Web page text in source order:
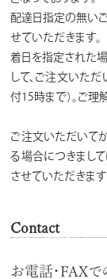
配達日指定の無い
せていただきます。
着日を指定された
して、ご注文いた
付15時まで）。ご理
ご注文いただいて
る場合につきまし
させていただきます
Contact
お電話・FAXで